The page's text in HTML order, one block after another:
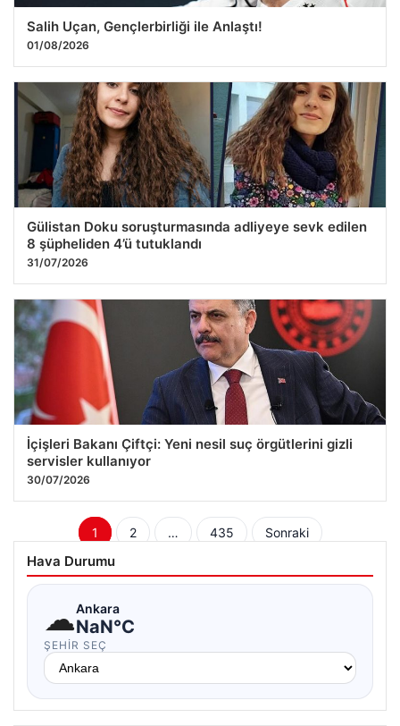
Salih Uçan, Gençlerbirliği ile Anlaştı!
01/08/2026
Gülistan Doku soruşturmasında adliyeye sevk edilen
8 şüpheliden 4’ü tutuklandı
31/07/2026
İçişleri Bakanı Çiftçi: Yeni nesil suç örgütlerini gizli
servisler kullanıyor
30/07/2026
Yazı
sayfalaması
1 2 … 435 Sonraki
Hava Durumu
☁Ankara
NaN°C
ŞEHIR SEÇ